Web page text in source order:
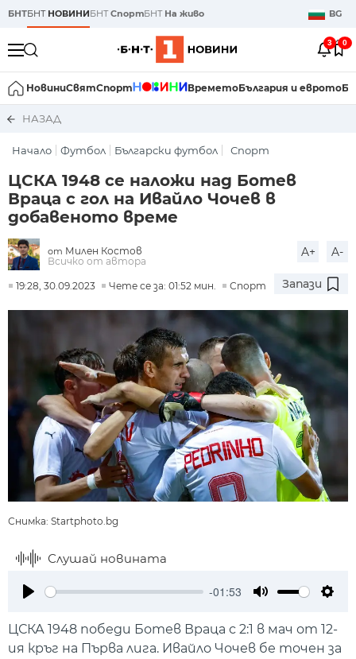
БНТБНТ НОВИНИБНТСпортБНТ На живо BG
3 0
НовиниСвятСпорт ВреметоБългария и еврото
НАЗАД
Начало Футбол Български футбол Спорт
ЦСКА 1948 се наложи над Ботев
Враца с гол на Ивайло Чочев в
добавеното време
от Милен Костов
Всичко от автора
A+ A-
19:28, 30.09.2023 Чете се за: 01:52 мин. Спорт Запази
Снимка: Startphoto.bg
Слушай новината
-01:53
ЦСКА 1948 победи Ботев Враца с 2:1 в мач от 12-
ия кръг на Първа лига. Ивайло Чочев бе точен за